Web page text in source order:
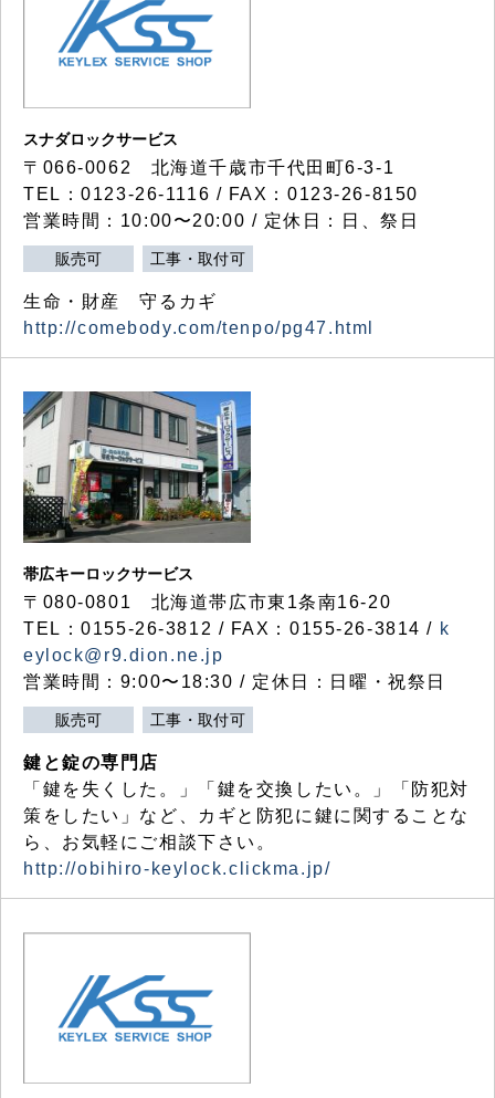
スナダロックサービス
〒066-0062 北海道千歳市千代田町6-3-1
TEL：0123-26-1116 / FAX：0123-26-8150
営業時間：10:00〜20:00 / 定休日：日、祭日
販売可 工事・取付可
生命・財産 守るカギ
http://comebody.com/tenpo/pg47.html
帯広キーロックサービス
〒080-0801 北海道帯広市東1条南16-20
TEL：0155-26-3812 / FAX：0155-26-3814 / k
eylock@r9.dion.ne.jp
営業時間：9:00〜18:30 / 定休日：日曜・祝祭日
販売可 工事・取付可
鍵と錠の専門店
「鍵を失くした。」「鍵を交換したい。」「防犯対
策をしたい」など、カギと防犯に鍵に関することな
ら、お気軽にご相談下さい。
http://obihiro-keylock.clickma.jp/